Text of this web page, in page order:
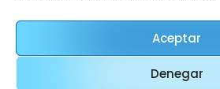
Aceptar
Denegar